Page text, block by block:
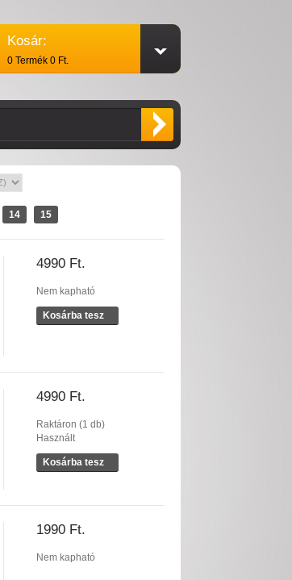
Kosár:
0 Termék 0 Ft.
14 15
4990 Ft.
Nem kapható
Kosárba tesz
4990 Ft.
Raktáron (1 db)
Használt
Kosárba tesz
1990 Ft.
Nem kapható